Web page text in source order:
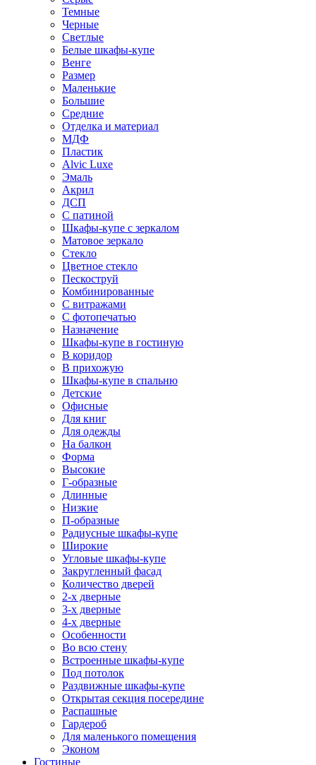
Темные
Черные
Светлые
Белые шкафы-купе
Венге
Размер
Маленькие
Большие
Средние
Отделка и материал
МДФ
Пластик
Alvic Luxe
Эмаль
Акрил
ДСП
С патиной
Шкафы-купе с зеркалом
Матовое зеркало
Стекло
Цветное стекло
Пескоструй
Комбинированные
С витражами
С фотопечатью
Назначение
Шкафы-купе в гостиную
В коридор
В прихожую
Шкафы-купе в спальню
Детские
Офисные
Для книг
Для одежды
На балкон
Форма
Высокие
Г-образные
Длинные
Низкие
П-образные
Радиусные шкафы-купе
Широкие
Угловые шкафы-купе
Закругленный фасад
Количество дверей
2-х дверные
3-х дверные
4-х дверные
Особенности
Во всю стену
Встроенные шкафы-купе
Под потолок
Раздвижные шкафы-купе
Открытая секция посередине
Распашные
Гардероб
Для маленького помещения
Эконом
Гостиные